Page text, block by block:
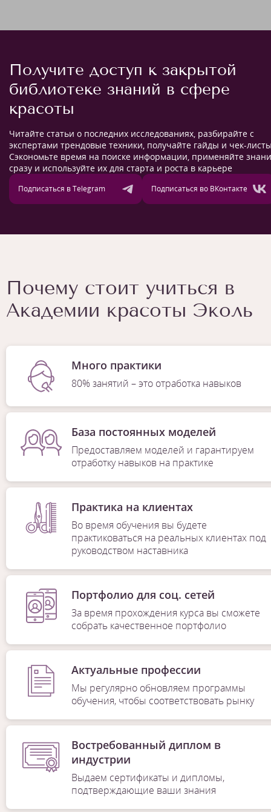
Получите доступ к закрытой
библиотеке знаний в сфере
красоты
Читайте статьи о последних исследованиях, разбирайте с
экспертами трендовые техники, получайте гайды и чек-
Сэкономьте время на поиске информации, применяйте
сразу и используйте их для старта и роста в карьере
Подписаться в Telegram Подписаться во ВКонтакте
Почему стоит учиться в
Академии красоты Эколь
Много практики
80% занятий – это отработка навыков
База постоянных моделей
Предоставляем моделей и гарантируем
отработку навыков на практике
Практика на клиентах
Во время обучения вы будете
практиковаться на реальных клиентах под
руководством наставника
Портфолио для соц. сетей
За время прохождения курса вы сможете
собрать качественное портфолио
Актуальные профессии
Мы регулярно обновляем программы
обучения, чтобы соответствовать рынку
Востребованный диплом в
индустрии
Выдаем сертификаты и дипломы,
подтверждающие ваши знания